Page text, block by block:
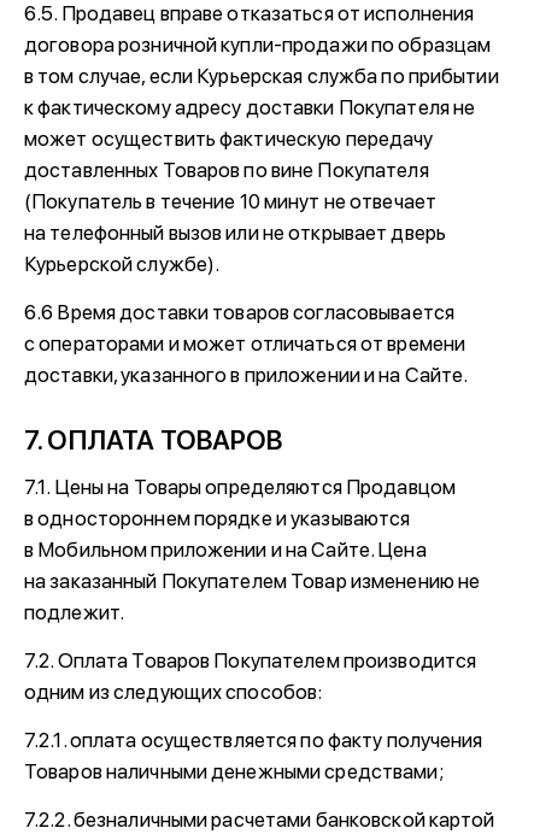
6.5. Продавец вправе отказаться от исполнения
договора розничной купли-продажи по образцам
в том случае, если Курьерская служба по прибытии
к фактическому адресу доставки Покупателя не
может осуществить фактическую передачу
доставленных Товаров по вине Покупателя
(Покупатель в течение 10 минут не отвечает
на телефонный вызов или не открывает дверь
Курьерской службе).
6.6 Время доставки товаров согласовывается
с операторами и может отличаться от времени
доставки, указанного в приложении и на Сайте.
7. ОПЛАТА ТОВАРОВ
7.1. Цены на Товары определяются Продавцом
в одностороннем порядке и указываются
в Мобильном приложении и на Сайте. Цена
на заказанный Покупателем Товар изменению не
подлежит.
7.2. Оплата Товаров Покупателем производится
одним из следующих способов:
7.2.1. оплата осуществляется по факту получения
Товаров наличными денежными средствами;
7.2.2. безналичными расчетами банковской картой